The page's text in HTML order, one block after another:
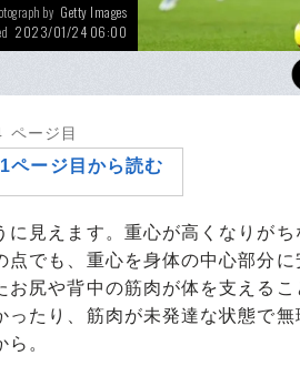
by Getty Images
2023/01/24 06:00
朝原宣治氏「三笘選手
ページ目
ページ目から読む
見えます。重心が高くなりがち
でも、重心を身体の中心部分に
尻や背中の筋肉が体を支えるこ
たり、筋肉が未発達な状態で無
。